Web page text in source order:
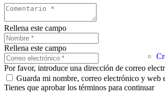
Rellena este campo
Rellena este campo
Por favor, introduce una dirección de correo
Guarda mi nombre, correo electrónico y web
Tienes que aprobar los términos para continuar